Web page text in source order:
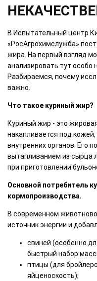
В Испытательный центр
«РосАгрохимслужба»
жира. На первый взгляд
анализировать тут особо
Разбираемся, почему
важно.
Что такое куриный жир?
Куриный жир - это
накапливается под
внутренних органов. Его
вытапливанием из сырца
при приготовлении
Основной потребитель
кормопроизводства.
В современном
источник энергии и
свиней (особенно
быстрый набор
птицы (для
яйценоскость);